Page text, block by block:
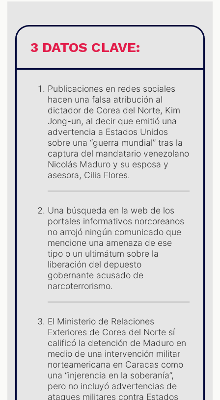
3 DATOS CLAVE:
Publicaciones en redes sociales
hacen una falsa atribución al
dictador de Corea del Norte, Kim
Jong-un, al decir que emitió una
advertencia a Estados Unidos
sobre una “guerra mundial” tras la
captura del mandatario venezolano
Nicolás Maduro y su esposa y
asesora, Cilia Flores.
Una búsqueda en la web de los
portales informativos norcoreanos
no arrojó ningún comunicado que
mencione una amenaza de ese
tipo o un ultimátum sobre la
liberación del depuesto
gobernante acusado de
narcoterrorismo.
El Ministerio de Relaciones
Exteriores de Corea del Norte sí
calificó la detención de Maduro en
medio de una intervención militar
norteamericana en Caracas como
una “injerencia en la soberanía”,
pero no incluyó advertencias de
ataques militares contra Estados